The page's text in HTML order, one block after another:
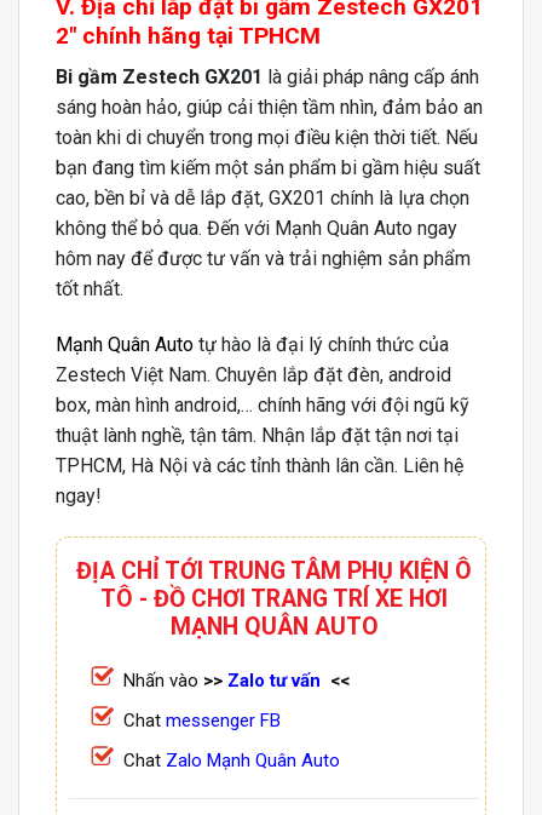
V. Địa chỉ lắp đặt bi gầm Zestech GX201
2″ chính hãng tại TPHCM
Bi gầm Zestech GX201 là giải pháp nâng cấp ánh
sáng hoàn hảo, giúp cải thiện tầm nhìn, đảm bảo an
toàn khi di chuyển trong mọi điều kiện thời tiết. Nếu
bạn đang tìm kiếm một sản phẩm bi gầm hiệu suất
cao, bền bỉ và dễ lắp đặt, GX201 chính là lựa chọn
không thể bỏ qua. Đến với Mạnh Quân Auto ngay
hôm nay để được tư vấn và trải nghiệm sản phẩm
tốt nhất.
Mạnh Quân Auto tự hào là đại lý chính thức của
Zestech Việt Nam. Chuyên lắp đặt đèn, android
box, màn hình android,… chính hãng với đội ngũ kỹ
thuật lành nghề, tận tâm. Nhận lắp đặt tận nơi tại
TPHCM, Hà Nội và các tỉnh thành lân cần. Liên hệ
ngay!
ĐỊA CHỈ TỚI TRUNG TÂM PHỤ KIỆN Ô
TÔ - ĐỒ CHƠI TRANG TRÍ XE HƠI
MẠNH QUÂN AUTO
Nhấn vào >> Zalo tư vấn <<
Chat messenger FB
Chat Zalo Mạnh Quân Auto